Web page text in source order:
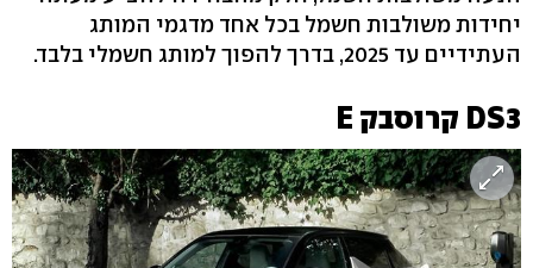
יחידות משולבות חשמל בכל אחד מדגמי המותג
העתידיים עד 2025, בדרך להפוך למותג חשמלי בלבד.
DS3 קרוסבק E